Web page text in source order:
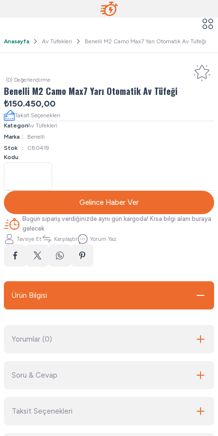
Anasayfa Av Tüfekleri Benelli M2 Camo Max7 Yarı Otomatik Av Tüfeği
(0) Değerlendirme
Benelli M2 Camo Max7 Yarı Otomatik Av Tüfeği
₺150.450,00
Taksit Seçenekleri
KategoriAv Tüfekleri
Marka
Benelli
Stok
Kodu
CB0419
Gelince Haber Ver
Bugün sipariş verdiğinizde aynı gün kargoda! Kısa bilgi alanı buraya
gelecek
Tavsiye Et Karşılaştır Yorum Yaz
Ürün Bilgisi
Yorumlar (0)
Soru & Cevap
Taksit Seçenekleri